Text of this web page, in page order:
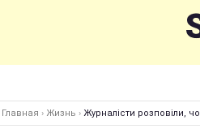
Главная › Жизнь › Журналісти розповіли,